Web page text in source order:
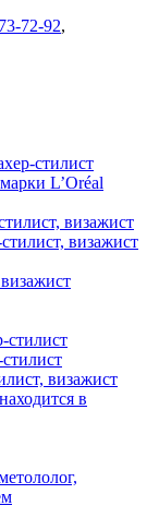
72-92,
стилист
L’Oréal
визажист
визажист
стилист
визажист
в